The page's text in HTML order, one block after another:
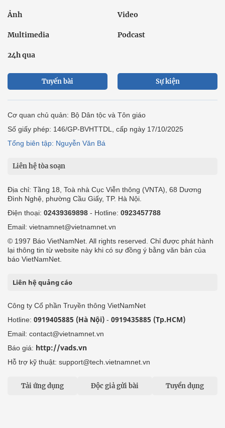
Ảnh Video
Multimedia Podcast
24h qua
Tuyến bài Sự kiện
Cơ quan chủ quản: Bộ Dân tộc và Tôn giáo
Số giấy phép: 146/GP-BVHTTDL, cấp ngày 17/10/2025
Tổng biên tập: Nguyễn Văn Bá
Liên hệ tòa soạn
Địa chỉ: Tầng 18, Toà nhà Cục Viễn thông (VNTA), 68 Dương
Đình Nghệ, phường Cầu Giấy, TP. Hà Nội.
Điện thoại: 02439369898 - Hotline: 0923457788
Email: vietnamnet@vietnamnet.vn
© 1997 Báo VietNamNet. All rights reserved. Chỉ được phát hành
lại thông tin từ website này khi có sự đồng ý bằng văn bản của
báo VietNamNet.
Liên hệ quảng cáo
Công ty Cổ phần Truyền thông VietNamNet
Hotline: 0919405885 (Hà Nội) - 0919435885 (Tp.HCM)
Email: contact@vietnamnet.vn
Báo giá: http://vads.vn
Hỗ trợ kỹ thuật: support@tech.vietnamnet.vn
Tải ứng dụng Độc giả gửi bài Tuyển dụng